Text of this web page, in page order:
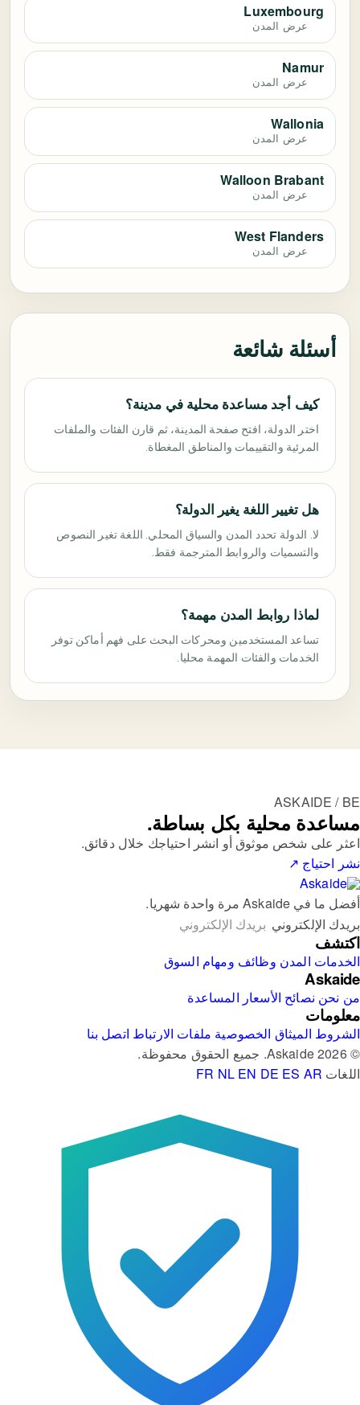
Luxembourg
عرض المدن
Namur
عرض المدن
Wallonia
عرض المدن
Walloon Brabant
عرض المدن
West Flanders
عرض المدن
أسئلة شائعة
كيف أجد مساعدة محلية في مدينة؟
اختر الدولة، افتح صفحة المدينة، ثم قارن الفئات والملفات
المرئية والتقييمات والمناطق المغطاة.
هل تغيير اللغة يغير الدولة؟
لا. الدولة تحدد المدن والسياق المحلي. اللغة تغير النصوص
والتسميات والروابط المترجمة فقط.
لماذا روابط المدن مهمة؟
تساعد المستخدمين ومحركات البحث على فهم أماكن توفر
الخدمات والفئات المهمة محليا.
ASKAIDE / BE
مساعدة محلية بكل بساطة.
اعثر على شخص موثوق أو انشر احتياجك خلال دقائق.
نشر احتياج ↗
أفضل ما في Askaide مرة واحدة شهريا.
بريدك الإلكتروني
اكتشف
الخدمات المدن وظائف ومهام السوق
Askaide
من نحن نصائح الأسعار المساعدة
معلومات
الشروط الميثاق الخصوصية ملفات الارتباط اتصل بنا
© 2026 Askaide. جميع الحقوق محفوظة.
اللغات
FR NL EN DE ES AR